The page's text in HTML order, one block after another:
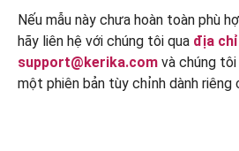
Nếu mẫu này chưa hoàn toàn phù
hãy liên hệ với chúng tôi qua địa chỉ
support@kerika.com và chúng
một phiên bản tùy chỉnh dành riêng